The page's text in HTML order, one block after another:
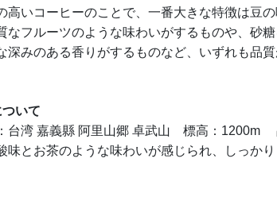
高いコーヒーのことで、一番大きな特徴は豆
なフルーツのような味わいがするものや、砂
深みのある香りがするものなど、いずれも品
いて
台湾 嘉義縣 阿里山郷 卓武山 標高：
とお茶のような味わいが感じられ、しっか